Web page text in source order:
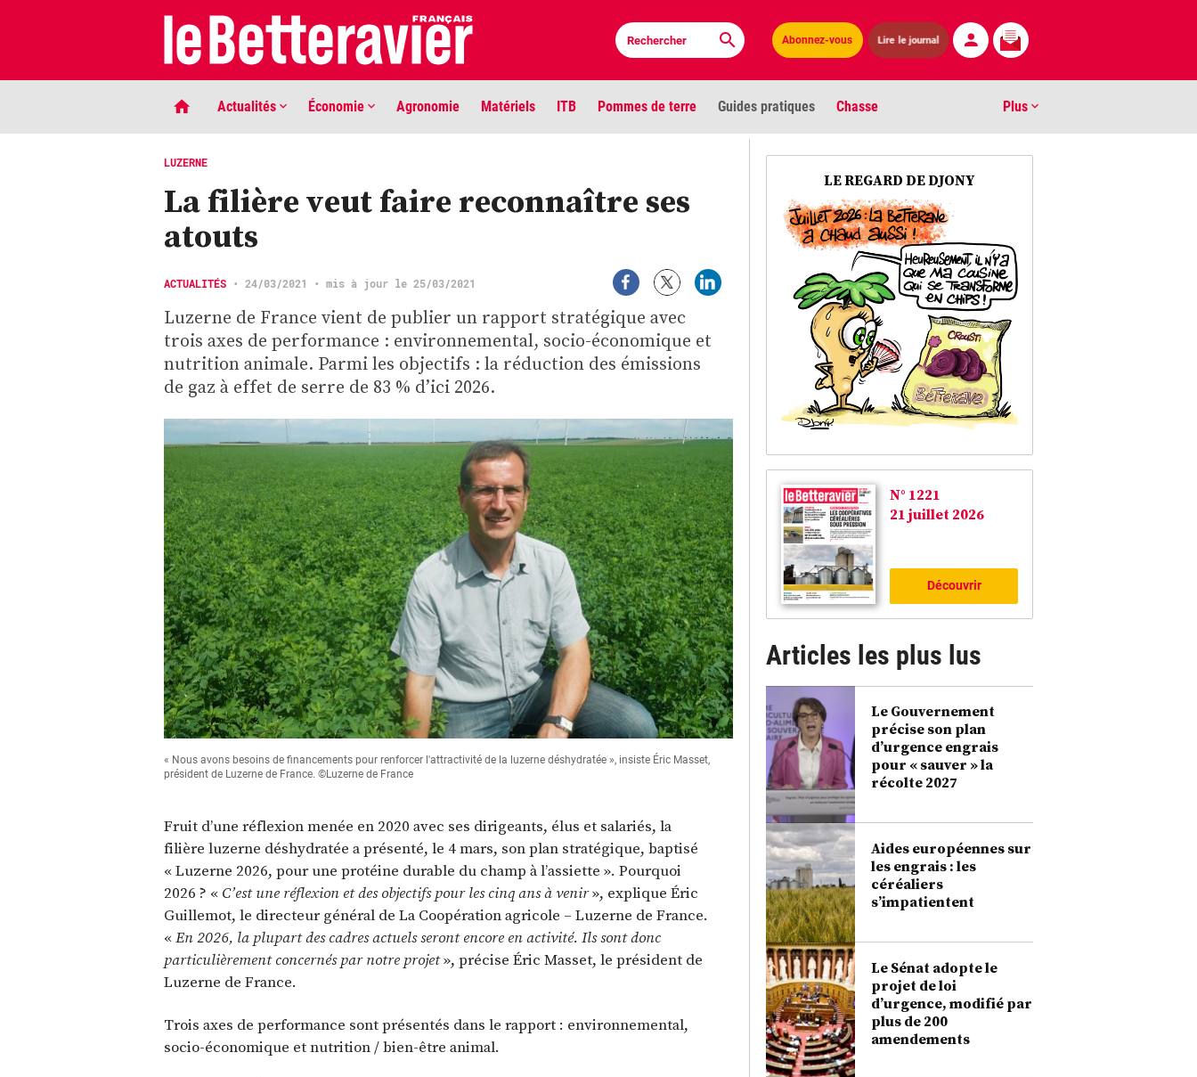
Abonnez-vous Lire le journal
Actualités Économie Agronomie Matériels ITB Pommes de terre Guides pratiques Chasse Plus
LIGNE DE MIRE
Phaco quand tu nous tiens …
LIGNE DE MIRE
Les louvetiers devant le Parlement
PLUS
Anciens numéros
Biocarburants
Environnement
Vidéos
Contact
LUZERNE
La filière veut faire reconnaître ses
atouts
ACTUALITÉS • 24/03/2021 • mis à jour le 25/03/2021
Luzerne de France vient de publier un rapport stratégique avec
trois axes de performance : environnemental, socio-économique et
nutrition animale. Parmi les objectifs : la réduction des émissions
de gaz à effet de serre de 83 % d’ici 2026.
« Nous avons besoins de financements pour renforcer l'attractivité de la luzerne déshydratée », insiste Éric Masset,
président de Luzerne de France. ©Luzerne de France
Fruit d’une réflexion menée en 2020 avec ses dirigeants, élus et salariés, la
filière luzerne déshydratée a présenté, le 4 mars, son plan stratégique, baptisé
« Luzerne 2026, pour une protéine durable du champ à l’assiette ». Pourquoi
2026 ? « C’est une réflexion et des objectifs pour les cinq ans à venir», explique Éric
Guillemot, le directeur général de La Coopération agricole – Luzerne de France.
«En 2026, la plupart des cadres actuels seront encore en activité. Ils sont donc
particulièrement concernés par notre projet», précise Éric Masset, le président de
Luzerne de France.
Trois axes de performance sont présentés dans le rapport : environnemental,
socio-économique et nutrition / bien-être animal.
LE REGARD DE DJONY
N° 1221
21 juillet 2026
Découvrir
Articles les plus lus
Le Gouvernement
précise son plan
d’urgence engrais
pour « sauver » la
récolte 2027
Aides européennes sur
les engrais : les
céréaliers
s’impatientent
Le Sénat adopte le
projet de loi
d’urgence, modifié par
plus de 200
amendements